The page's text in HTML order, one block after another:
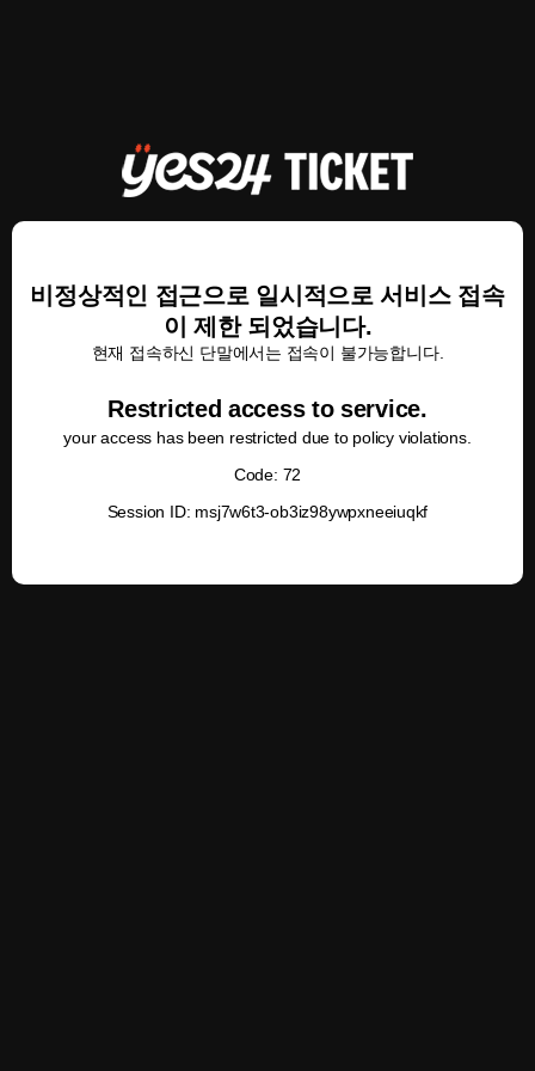
비정상적인 접근으로 일시적으로 서비스 접속
이 제한 되었습니다.
현재 접속하신 단말에서는 접속이 불가능합니다.
Restricted access to service.
your access has been restricted due to policy violations.
Code: 72
Session ID: msj7w6t3-ob3iz98ywpxneeiuqkf